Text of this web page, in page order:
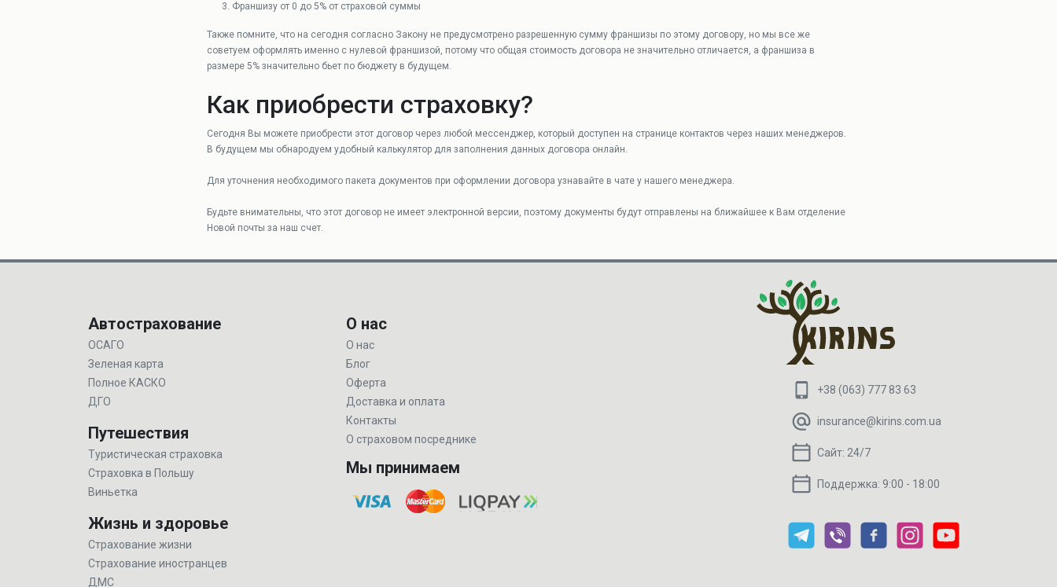
Франшизу от 0 до 5% от страховой суммы
Также помните, что на сегодня согласно Закону не предусмотрено разрешенную сумму франшизы по этому договору, но мы все же
советуем оформлять именно с нулевой франшизой, потому что общая стоимость договора не значительно отличается, а франшиза в
размере 5% значительно бьет по бюджету в будущем.
Как приобрести страховку?
Сегодня Вы можете приобрести этот договор через любой мессенджер, который доступен на странице контактов через наших менеджеров.
В будущем мы обнародуем удобный калькулятор для заполнения данных договора онлайн.
Для уточнения необходимого пакета документов при оформлении договора узнавайте в чате у нашего менеджера.
Будьте внимательны, что этот договор не имеет электронной версии, поэтому документы будут отправлены на ближайшее к Вам отделение
Новой почты за наш счет.
Автострахование
ОСАГО
Зеленая карта
Полное КАСКО
ДГО
Путешествия
Туристическая страховка
Страховка в Польшу
Виньетка
Жизнь и здоровье
Страхование жизни
Страхование иностранцев
ДМС
О нас
О нас
Блог
Оферта
Доставка и оплата
Контакты
О страховом посреднике
Мы принимаем
+38 (063) 777 83 63
insurance@kirins.com.ua
Сайт: 24/7
Поддержка: 9:00 - 18:00